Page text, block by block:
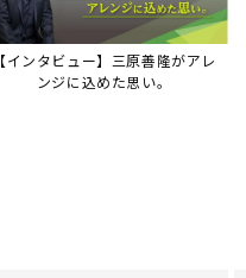
【インタビュー】三原善隆がアレ
ンジに込めた思い。